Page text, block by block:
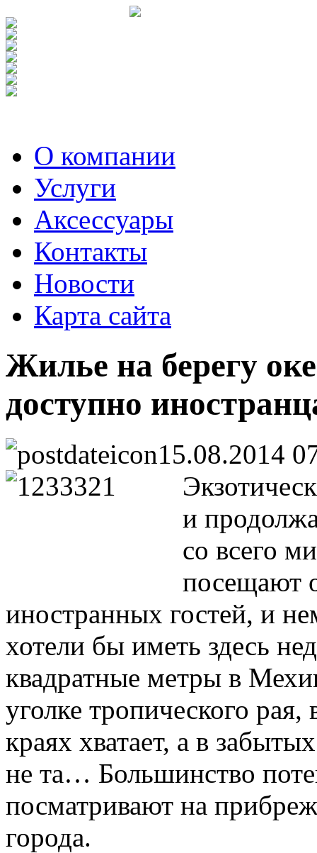
О компании
Услуги
Аксесcуары
Контакты
Новости
Карта сайта
Жилье на берегу
доступно
15.08.2014
и
со всего
посещают
иностранных гостей, и
хотели бы иметь здесь
квадратные метры в
уголке тропического
краях хватает, а в
не та… Большинство
посматривают на
города.